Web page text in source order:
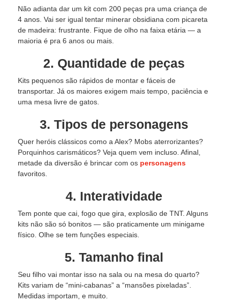
Não adianta dar um kit com 200 peças pra uma criança de
4 anos. Vai ser igual tentar minerar obsidiana com picareta
de madeira: frustrante. Fique de olho na faixa etária — a
maioria é pra 6 anos ou mais.
2. Quantidade de peças
Kits pequenos são rápidos de montar e fáceis de
transportar. Já os maiores exigem mais tempo, paciência e
uma mesa livre de gatos.
3. Tipos de personagens
Quer heróis clássicos como a Alex? Mobs aterrorizantes?
Porquinhos carismáticos? Veja quem vem incluso. Afinal,
metade da diversão é brincar com os personagens
favoritos.
4. Interatividade
Tem ponte que cai, fogo que gira, explosão de TNT. Alguns
kits não são só bonitos — são praticamente um minigame
físico. Olhe se tem funções especiais.
5. Tamanho final
Seu filho vai montar isso na sala ou na mesa do quarto?
Kits variam de “mini-cabanas” a “mansões pixeladas”.
Medidas importam, e muito.